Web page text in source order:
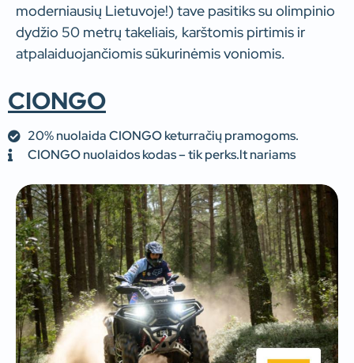
moderniausių Lietuvoje!) tave pasitiks su olimpinio
dydžio 50 metrų takeliais, karštomis pirtimis ir
atpalaiduojančiomis sūkurinėmis voniomis.
CIONGO
20% nuolaida CIONGO keturračių pramogoms.
CIONGO nuolaidos kodas – tik perks.lt nariams